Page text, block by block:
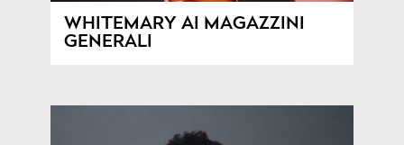
WHITEMARY AI MAGAZZINI
GENERALI